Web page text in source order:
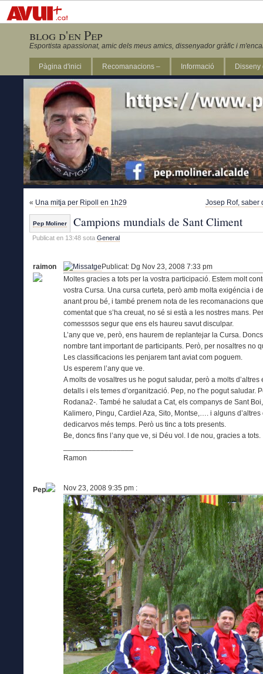
blog d'en Pep
Esportista apassionat, amic dels meus amics, dissenyador gràfic i
Pàgina d'inici Recomanacions – Informació
Revista Marathon 295
« Una mitja per Ripoll en 1h29 Josep Rof,
Pep Moliner Campions mundials de Sant Climent
Publicat en 13:48 sota General
raimon
Publicat: Dg Nov 23, 2008 7:33 pm
Moltes gracies a tots per la vostra participació. Estem molt
vostra Cursa. Una cursa curteta, però amb molta exigéncia i
anant prou bé, i també prenem nota de les recomanacions
comentat que s’ha creuat, no sé si està a les nostres mans.
comesssos segur que ens els haureu savut disculpar.
L’any que ve, però, ens haurem de replantejar la Cursa.
nombre tant important de participants. Però, per nosaltres no
Les classificacions les penjarem tant aviat com poguem.
Us esperem l’any que ve.
A molts de vosaltres us he pogut saludar, però a molts
detalls i els temes d’organització. Pep, no t’he pogut
Rodana2-. També he saludat a Cat, els companys de Sant
Kalimero, Pingu, Cardiel Aza, Sito, Montse,…. i alguns
dedicarvos més temps. Però us tinc a tots presents.
Be, doncs fins l’any que ve, si Déu vol. I de nou, gracies a tots.
Ramon
Pep Nov 23, 2008 9:35 pm :